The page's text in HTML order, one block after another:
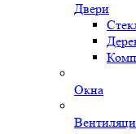
Двери
Окна